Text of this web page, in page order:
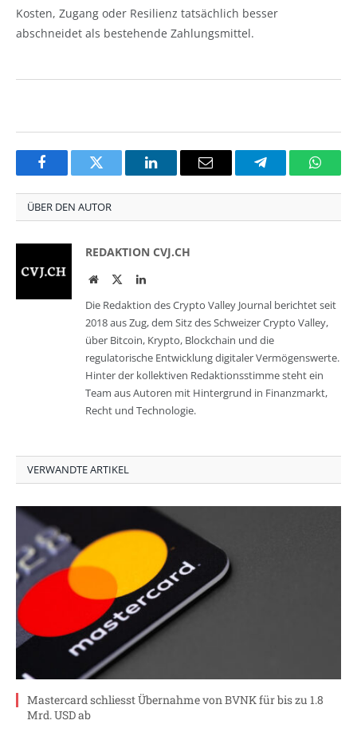
Kosten, Zugang oder Resilienz tatsächlich besser
abschneidet als bestehende Zahlungsmittel.
FacebookTwitter LinkedInEmail Telegram
ÜBER DEN AUTOR
REDAKTION CVJ.CH
WebsiteTwitterLinkedIn
Die Redaktion des Crypto Valley Journal berichtet seit
2018 aus Zug, dem Sitz des Schweizer Crypto Valley,
über Bitcoin, Krypto, Blockchain und die
regulatorische Entwicklung digitaler Vermögenswerte.
Hinter der kollektiven Redaktionsstimme steht ein
Team aus Autoren mit Hintergrund in Finanzmarkt,
Recht und Technologie.
VERWANDTE ARTIKEL
Mastercard schliesst Übernahme von BVNK für bis zu 1.8
Mrd. USD ab